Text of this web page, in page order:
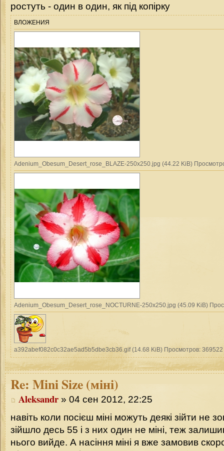
ростуть - один в один, як під копірку
ВЛОЖЕНИЯ
Adenium_Obesum_Desert_rose_BLAZE-250x250.jpg (44.22 KiB)
Adenium_Obesum_Desert_rose_NOCTURNE-250x250.jpg (45.09 KiB)
a392abef082c0c32ae5ad5b5dbe3cb36.gif (14.68 KiB) Просмотров: 369522
Re: Mini Size (міні)
Aleksandr » 04 сен 2012, 22:25
навіть коли посієш міні можуть деякі зійти не
зійшло десь 55 і з них один не міні, теж
нього вийде. А насіння міні я вже замовив